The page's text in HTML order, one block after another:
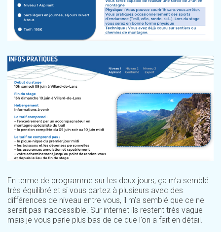
En terme de programme sur les deux jours, ça m’a semblé
très équilibré et si vous partez à plusieurs avec des
différences de niveau entre vous, il m’a semblé que ce ne
serait pas inaccessible. Sur internet ils restent très vague
mais je vous parle plus bas de ce que l’on a fait en détail.